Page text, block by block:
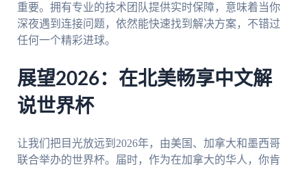
重要。拥有专业的技术团队提供实时保障，意味着当你
深夜遇到连接问题，依然能快速找到解决方案，不错过
任何一个精彩进球。
展望2026：在北美畅享中文解
说世界杯
让我们把目光放远到2026年，由美国、加拿大和墨西哥
联合举办的世界杯。届时，作为在加拿大的华人，你肯